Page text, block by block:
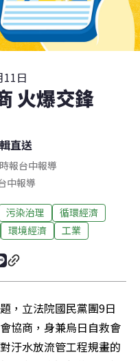
11日
火爆交鋒
直送
報台中報導
中報導
污染治理
循環經濟
環境經濟 工業
，立法院國民黨團9日
協商，身兼烏日自救會
汙水放流管工程規畫的